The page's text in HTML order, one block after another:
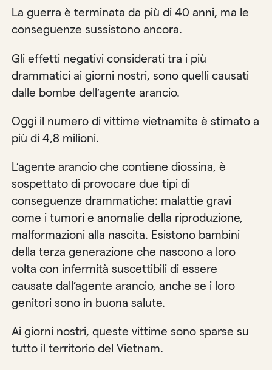
La guerra è terminata da più di 40 anni, ma le
conseguenze sussistono ancora.
Gli effetti negativi considerati tra i più
drammatici ai giorni nostri, sono quelli causati
dalle bombe dell’agente arancio.
Oggi il numero di vittime vietnamite è stimato a
più di 4,8 milioni.
L’agente arancio che contiene diossina, è
sospettato di provocare due tipi di
conseguenze drammatiche: malattie gravi
come i tumori e anomalie della riproduzione,
malformazioni alla nascita. Esistono bambini
della terza generazione che nascono a loro
volta con infermità suscettibili di essere
causate dall’agente arancio, anche se i loro
genitori sono in buona salute.
Ai giorni nostri, queste vittime sono sparse su
tutto il territorio del Vietnam.